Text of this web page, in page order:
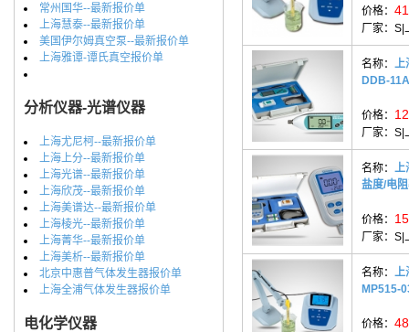
常州国华--最新报价单
上海慧泰--最新报价单
美国伊尔姆真空泵--最新报价单
上海雅谭-谭氏真空报价单
分析仪器-光谱仪器
上海尤尼柯--最新报价单
上海上分--最新报价单
上海光谱--最新报价单
上海欣茂--最新报价单
上海美谱达--最新报价单
上海棱光--最新报价单
上海菁华--最新报价单
上海美析--最新报价单
北京中惠普气体发生器报价单
上海全浦气体发生器报价单
电化学仪器
价格：
厂家： S|
名称： 上
DDB-11A
价格：
厂家： S|
名称： 上
盐度/电
价格：
厂家： S|
名称： 上
MP515-
价格：